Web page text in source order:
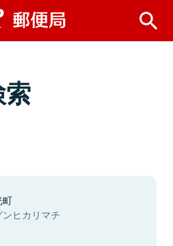
町
ンヒカリマチ